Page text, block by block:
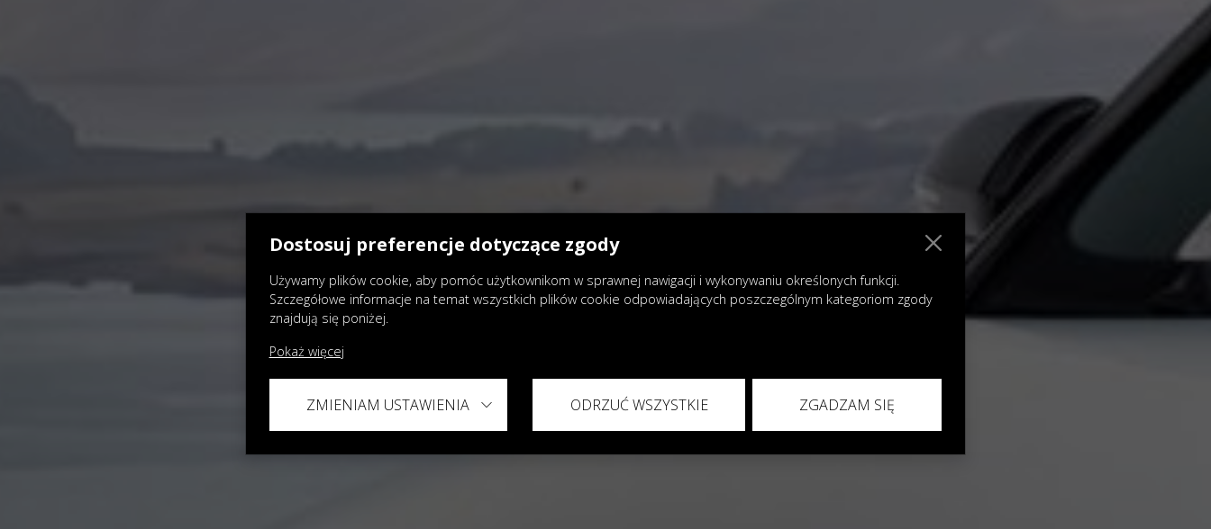
Dostosuj preferencje dotyczące zgody
Używamy plików cookie, aby pomóc użytkownikom w sprawnej nawigacji i wykonywaniu określonych funkcji.
Szczegółowe informacje na temat wszystkich plików cookie odpowiadających poszczególnym kategoriom zgody
znajdują się poniżej.
Pokaż więcej
ZMIENIAM USTAWIENIA ODRZUĆ WSZYSTKIE ZGADZAM SIĘ